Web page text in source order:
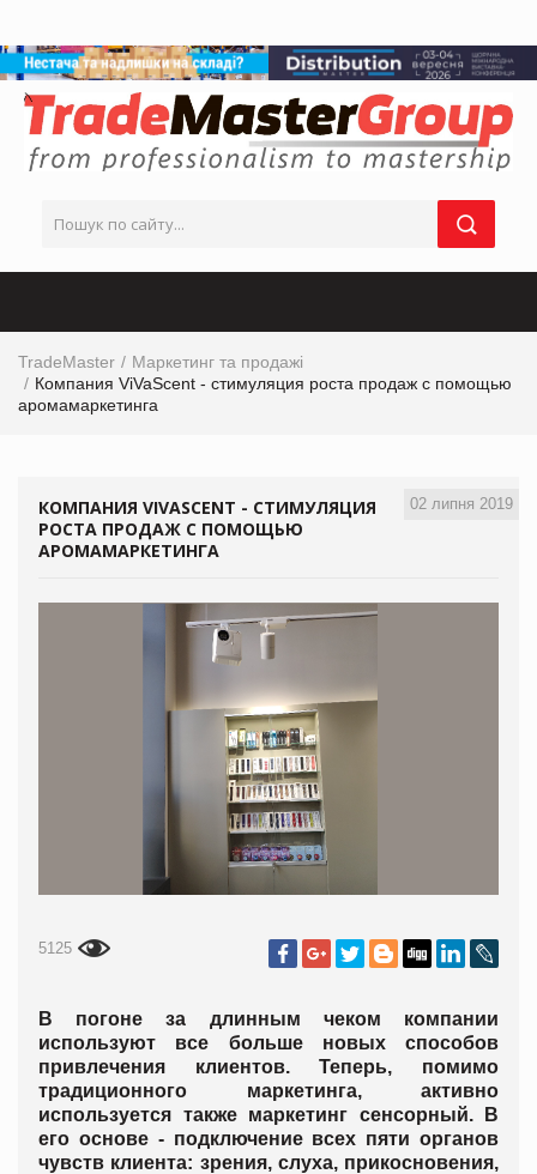
TradeMaster
Маркетинг та продажі
Компания ViVaScent - стимуляция роста продаж с помощью
аромамаркетинга
02 липня 2019
КОМПАНИЯ VIVASCENT - СТИМУЛЯЦИЯ
РОСТА ПРОДАЖ С ПОМОЩЬЮ
АРОМАМАРКЕТИНГА
5125
В погоне за длинным чеком компании
используют все больше новых способов
привлечения клиентов. Теперь, помимо
традиционного маркетинга, активно
используется также маркетинг сенсорный. В
его основе - подключение всех пяти органов
чувств клиента: зрения, слуха, прикосновения,